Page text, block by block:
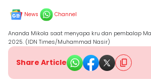
News Channel
Ananda Mikola saat menyapa kru dan pembalap
2025. (IDN Times/Muhammad Nasir)
Share Article